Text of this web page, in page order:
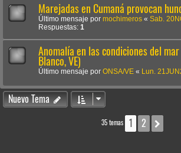
Marejadas en Cumaná provocan
Último mensaje por mochimeros « Sab.
Respuestas: 1
Anomalía en las condiciones del mar
Blanco, VE)
Último mensaje por ONSA/VE « Lun.
Nuevo Tema
35 temas 1 2